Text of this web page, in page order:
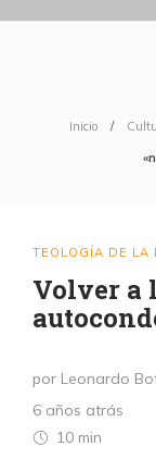
Inicio
TEOLOGÍA DE LA
Volver a
por Leonardo
6 años atrás
10 min